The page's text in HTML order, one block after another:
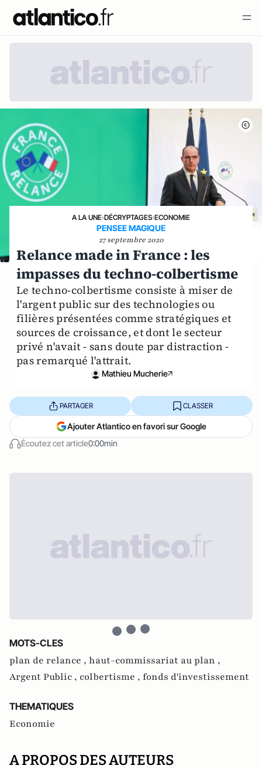
A LA UNE›DÉCRYPTAGES›ECONOMIE
PENSEE MAGIQUE
27 septembre 2020
Relance made in France : les
impasses du techno-colbertisme
Le techno-colbertisme consiste à miser de
l'argent public sur des technologies ou
filières présentées comme stratégiques et
sources de croissance, et dont le secteur
privé n'avait - sans doute par distraction -
pas remarqué l'attrait.
Mathieu Mucherie
Écoutez cet article0:00min
PARTAGER CLASSER
Ajouter Atlantico en favori sur Google
MOTS-CLES
plan de relance , haut-commissariat au plan ,
Argent Public , colbertisme , fonds d'investissement
THEMATIQUES
Economie
A PROPOS DES AUTEURS